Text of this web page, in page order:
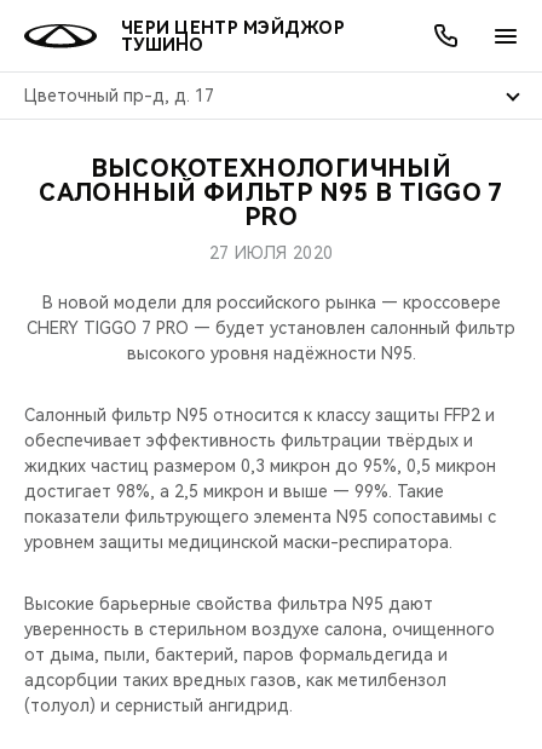
ЧЕРИ ЦЕНТР МЭЙДЖОР
ТУШИНО
Цветочный пр-д, д. 17
МОДЕЛИ
КРОССОВЕРЫ
НОВИНКИ
ПОКУПАТЕЛЯМ
КРЕДИТ И СТРАХОВАНИЕ
ВЛАДЕЛЬЦАМ
ЗАПЧАСТИ И АКСЕССУАРЫ
ПОДДЕРЖКА
CHERY CONNECT
МИР CHERY
О БРЕНДЕ
CHERY В СОЦСЕТЯХ
ЛЮДИ CHERY
БЛАГОТВОРИТЕЛЬНОСТЬ
CHERY REMOTE
CHERY И СПОРТ
НАШИ МЕРОПРИЯТИЯ
АКЦИИ
ОНЛАЙН СЕРВИСЫ
КРЕДИТ
О КОМПАНИИ
МЫ В СОЦСЕТЯХ
ВЫСОКОТЕХНОЛОГИЧНЫЙ
САЛОННЫЙ ФИЛЬТР N95 В TIGGO 7
PRO
27 ИЮЛЯ 2020
В новой модели для российского рынка — кроссовере
CHERY TIGGO 7 PRO — будет установлен салонный фильтр
высокого уровня надёжности N95.
Салонный фильтр N95 относится к классу защиты FFP2 и
обеспечивает эффективность фильтрации твёрдых и
жидких частиц размером 0,3 микрон до 95%, 0,5 микрон
достигает 98%, а 2,5 микрон и выше — 99%. Такие
показатели фильтрующего элемента N95 сопоставимы с
уровнем защиты медицинской маски-респиратора.
Высокие барьерные свойства фильтра N95 дают
уверенность в стерильном воздухе салона, очищенного
от дыма, пыли, бактерий, паров формальдегида и
адсорбции таких вредных газов, как метилбензол
(толуол) и сернистый ангидрид.